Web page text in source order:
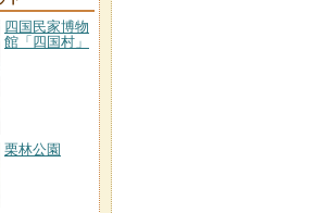
四国民家博物
館「四国村」
栗林公園